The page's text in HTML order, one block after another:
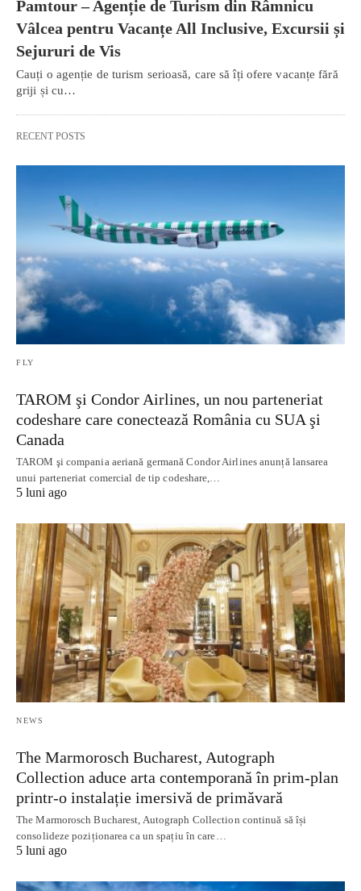
Pamtour – Agenție de Turism din Râmnicu
Vâlcea pentru Vacanțe All Inclusive, Excursii și
Sejururi de Vis
Cauți o agenție de turism serioasă, care să îți ofere vacanțe fără
griji și cu…
RECENT POSTS
FLY
TAROM şi Condor Airlines, un nou parteneriat
codeshare care conectează România cu SUA şi
Canada
TAROM şi compania aeriană germană Condor Airlines anunță lansarea
unui parteneriat comercial de tip codeshare,…
5 luni ago
NEWS
The Marmorosch Bucharest, Autograph
Collection aduce arta contemporană în prim-plan
printr-o instalație imersivă de primăvară
The Marmorosch Bucharest, Autograph Collection continuă să își
consolideze poziționarea ca un spațiu în care…
5 luni ago